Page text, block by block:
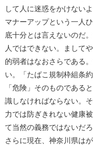
して人に迷惑をかけない
マナーアップという一人
底十分とは言えないのだ
人ではできない。まして
的弱者はなおさらである
い。「たばこ規制枠組条
「危険」そのものである
識しなければならない。
力では防ぎきれない健康
て当然の義務ではないだろ
さらに現在、神奈川県は